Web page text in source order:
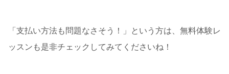
「支払い方法も問題なさそう！」という方は、無料体験レ
ッスンも是非チェックしてみてくださいね！